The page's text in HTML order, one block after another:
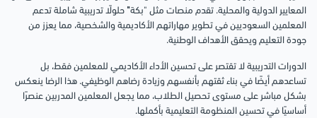
المعايير الدولية والمحلية. تقدم منصات مثل "بكة" حلولًا تدريبية شاملة تدعم
المعلمين السعوديين في تطوير مهاراتهم الأكاديمية والشخصية، مما يعزز من
جودة التعليم ويحقق الأهداف الوطنية.
الدورات التدريبية لا تقتصر على تحسين الأداء الأكاديمي للمعلمين فقط، بل
تساعدهم أيضًا في بناء ثقتهم بأنفسهم وزيادة رضاهم الوظيفي. هذا الرضا ينعكس
بشكل مباشر على مستوى تحصيل الطلاب، مما يجعل المعلمين المدربين عنصرًا
أساسيًا في تحسين المنظومة التعليمية بأكملها.